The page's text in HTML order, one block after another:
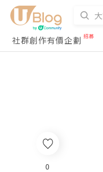
社群創作有價企劃
0